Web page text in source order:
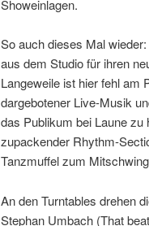
Showeinlagen.
So auch dieses Mal
aus dem Studio für ihren
Langeweile ist hier fehl am
dargebotener Live-Musik
das Publikum bei Laune
zupackender Rhythm-
Tanzmuffel zum
An den Turntables drehen
Stephan Umbach (That